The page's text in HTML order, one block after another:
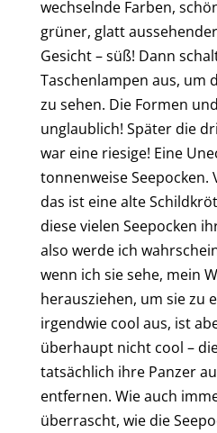
wechselnde Farben,
grüner, glatt
Gesicht – süß! Dann
Taschenlampen aus, um
zu sehen. Die Formen
unglaublich! Später die
war eine riesige! Eine
tonnenweise Seepocken.
das ist eine alte
diese vielen Seepocken
also werde ich
wenn ich sie sehe, mein
herausziehen, um sie zu
irgendwie cool aus, ist
überhaupt nicht cool –
tatsächlich ihre Panzer
entfernen. Wie auch
überrascht, wie die